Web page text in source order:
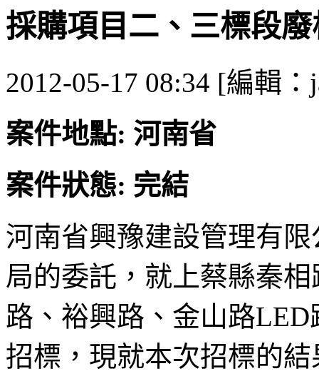
採購項目二、三標段
2012-05-17 08:34 [編輯：
案件地點: 河南省
案件狀態: 完結
河南省興豫建設管理有
局的委託，就上蔡縣秦
路、裕興路、金山路
招標，現就本次招標的